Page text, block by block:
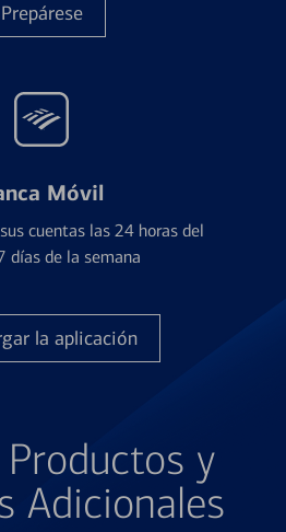
Prepárese
Móvil
cuentas las 24 horas del
días de la semana
la aplicación
y
Adicionales